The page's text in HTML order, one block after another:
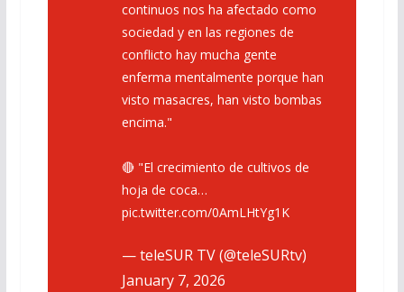
continuos nos ha afectado como
sociedad y en las regiones de
conflicto hay mucha gente
enferma mentalmente porque han
visto masacres, han visto bombas
encima."
🔴 "El crecimiento de cultivos de
hoja de coca…
pic.twitter.com/0AmLHtYg1K
— teleSUR TV (@teleSURtv)
January 7, 2026